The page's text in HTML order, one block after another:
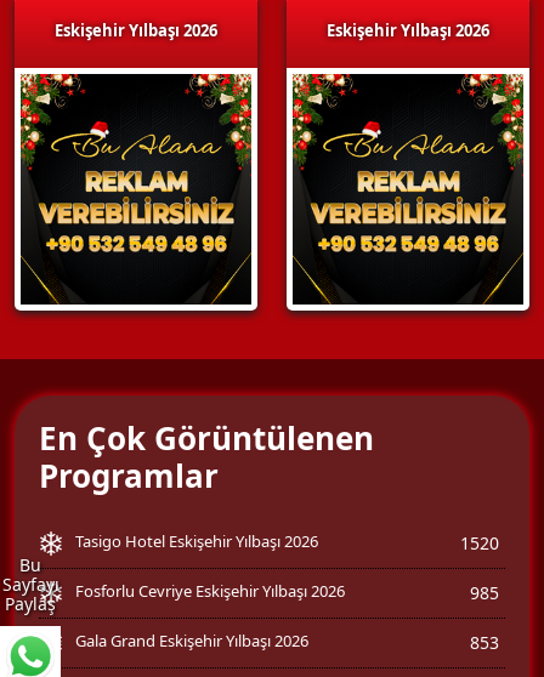
Eskişehir Yılbaşı 2026 Eskişehir Yılbaşı 2026
Bu
Sayfayı
Paylaş
En Çok Görüntülenen
Programlar
Tasigo Hotel Eskişehir Yılbaşı 2026 1520
Fosforlu Cevriye Eskişehir Yılbaşı 2026 985
Gala Grand Eskişehir Yılbaşı 2026 853